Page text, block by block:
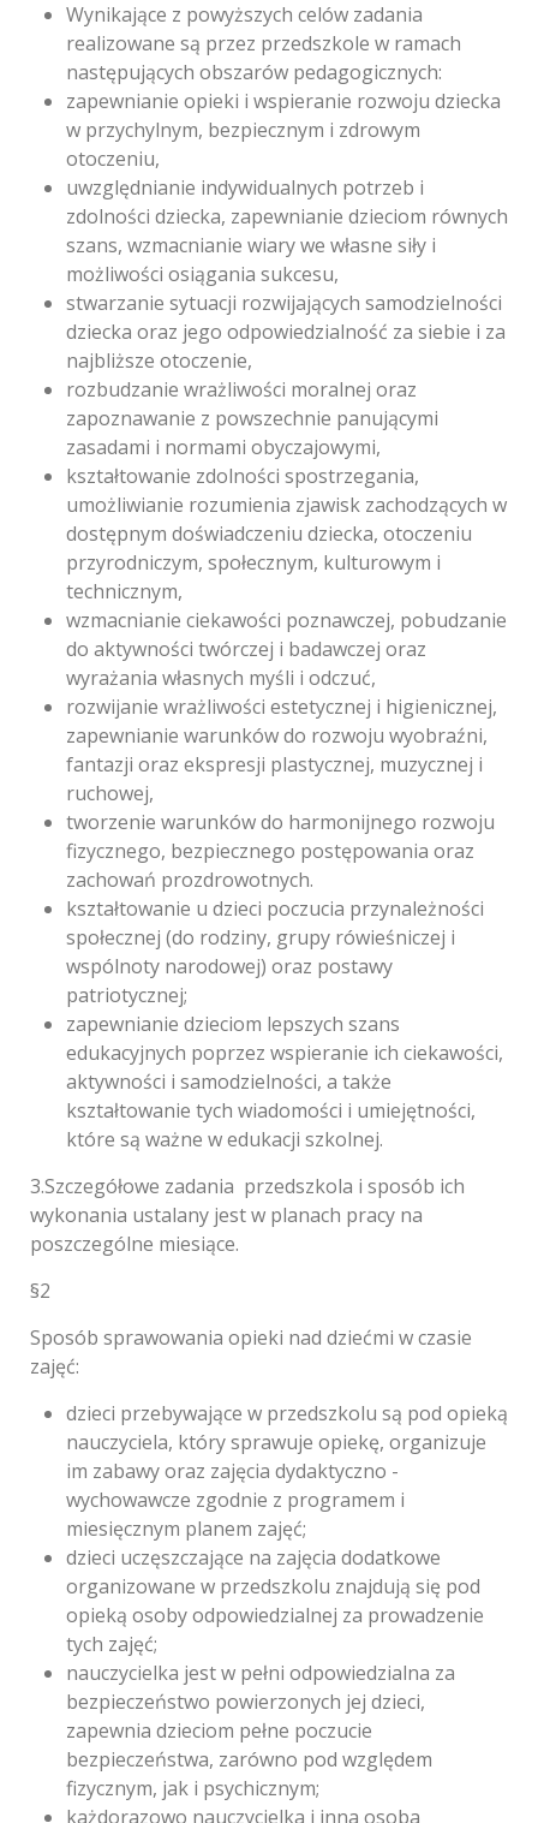
Wynikające z powyższych celów zadania
realizowane są przez przedszkole w ramach
następujących obszarów pedagogicznych:
zapewnianie opieki i wspieranie rozwoju dziecka
w przychylnym, bezpiecznym i zdrowym
otoczeniu,
uwzględnianie indywidualnych potrzeb i
zdolności dziecka, zapewnianie dzieciom równych
szans, wzmacnianie wiary we własne siły i
możliwości osiągania sukcesu,
stwarzanie sytuacji rozwijających samodzielności
dziecka oraz jego odpowiedzialność za siebie i za
najbliższe otoczenie,
rozbudzanie wrażliwości moralnej oraz
zapoznawanie z powszechnie panującymi
zasadami i normami obyczajowymi,
kształtowanie zdolności spostrzegania,
umożliwianie rozumienia zjawisk zachodzących w
dostępnym doświadczeniu dziecka, otoczeniu
przyrodniczym, społecznym, kulturowym i
technicznym,
wzmacnianie ciekawości poznawczej, pobudzanie
do aktywności twórczej i badawczej oraz
wyrażania własnych myśli i odczuć,
rozwijanie wrażliwości estetycznej i higienicznej,
zapewnianie warunków do rozwoju wyobraźni,
fantazji oraz ekspresji plastycznej, muzycznej i
ruchowej,
tworzenie warunków do harmonijnego rozwoju
fizycznego, bezpiecznego postępowania oraz
zachowań prozdrowotnych.
kształtowanie u dzieci poczucia przynależności
społecznej (do rodziny, grupy rówieśniczej i
wspólnoty narodowej) oraz postawy
patriotycznej;
zapewnianie dzieciom lepszych szans
edukacyjnych poprzez wspieranie ich ciekawości,
aktywności i samodzielności, a także
kształtowanie tych wiadomości i umiejętności,
które są ważne w edukacji szkolnej.
3.Szczegółowe zadania przedszkola i sposób ich
wykonania ustalany jest w planach pracy na
poszczególne miesiące.
§2
Sposób sprawowania opieki nad dziećmi w czasie
zajęć:
dzieci przebywające w przedszkolu są pod opieką
nauczyciela, który sprawuje opiekę, organizuje
im zabawy oraz zajęcia dydaktyczno -
wychowawcze zgodnie z programem i
miesięcznym planem zajęć;
dzieci uczęszczające na zajęcia dodatkowe
organizowane w przedszkolu znajdują się pod
opieką osoby odpowiedzialnej za prowadzenie
tych zajęć;
nauczycielka jest w pełni odpowiedzialna za
bezpieczeństwo powierzonych jej dzieci,
zapewnia dzieciom pełne poczucie
bezpieczeństwa, zarówno pod względem
fizycznym, jak i psychicznym;
każdorazowo nauczycielka i inna osoba